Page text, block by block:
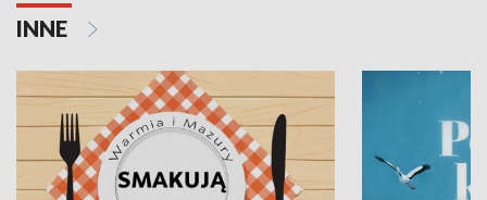
INNE